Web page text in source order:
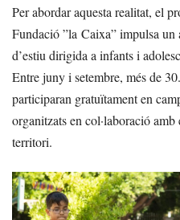
Per abordar aquesta realitat, el
Fundació ”la Caixa” impulsa un
d’estiu dirigida a infants i
Entre juny i setembre, més de
participaran gratuïtament en
organitzats en col·laboració amb
territori.